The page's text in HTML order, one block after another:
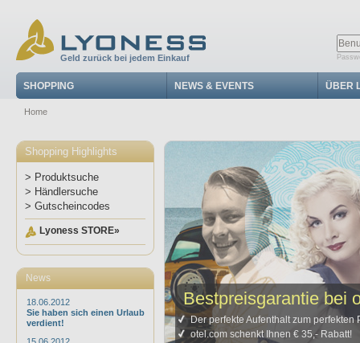
Geld zurück bei jedem Einkauf
SHOPPING NEWS & EVENTS ÜBER
Home
Shopping Highlights
> Produktsuche
> Händlersuche
> Gutscheincodes
Lyoness STORE»
News
18.06.2012
Sie haben sich einen Urlaub
verdient!
Bestpreisgarantie bei
Der perfekte Aufenthalt zum perfekten
otel.com schenkt Ihnen € 35,- Rabatt!